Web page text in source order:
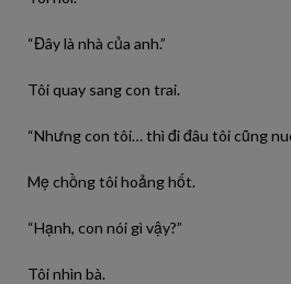
“Đây là nhà của anh.”
Tôi quay sang con trai.
“Nhưng con tôi… thì đi đâu tôi cũng
Mẹ chồng tôi hoảng hốt.
“Hạnh, con nói gì vậy?”
Tôi nhìn bà.